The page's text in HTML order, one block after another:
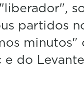
partidos
minutos"
do Levante